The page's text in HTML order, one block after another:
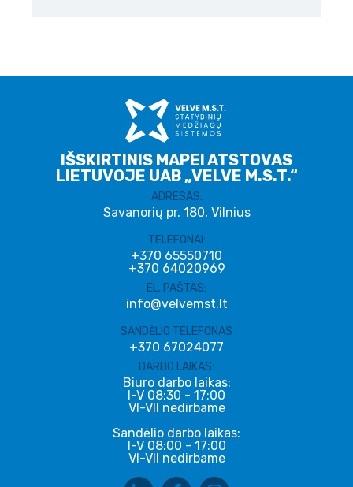
IŠSKIRTINIS MAPEI ATSTOVAS
LIETUVOJE UAB „VELVE M.S.T.“
ADRESAS:
Savanorių pr. 180, Vilnius
TELEFONAI:
+370 65550710
+370 64020969
EL. PAŠTAS:
info@velvemst.lt
SANDĖLIO TELEFONAS
+370 67024077
DARBO LAIKAS:
Biuro darbo laikas:
I-V 08:30 - 17:00
VI-VII nedirbame
Sandėlio darbo laikas:
I-V 08:00 - 17:00
VI-VII nedirbame